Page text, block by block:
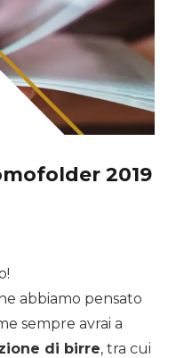
2019
abbiamo pensato
sempre avrai a
di birre, tra cui